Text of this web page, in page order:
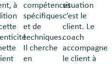
à
compétences
spécifiques
et de
techniques.
Il cherche
en
situation
c’est le
client. Le
coach
accompagne
le client à